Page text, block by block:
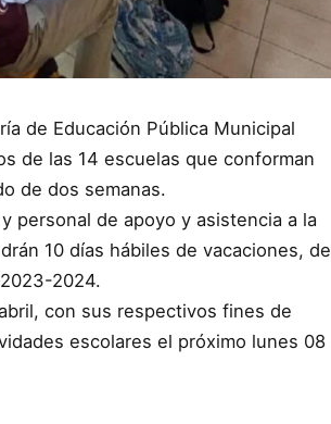
de Educación Pública Municipal
de las 14 escuelas que conforman
de dos semanas.
personal de apoyo y asistencia a la
10 días hábiles de vacaciones, de
2024.
con sus respectivos fines de
escolares el próximo lunes 08